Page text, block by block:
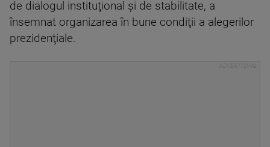
de dialogul instituţional şi de stabilitate, a
însemnat organizarea în bune condiţii a alegerilor
prezidenţiale.